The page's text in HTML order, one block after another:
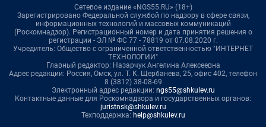
Сетевое издание «NGS55.RU» (18+)
Зарегистрировано Федеральной службой по надзору в сфере связи,
информационных технологий и массовых коммуникаций
(Роскомнадзор). Регистрационный номер и дата принятия решения о
регистрации - ЭЛ № ФС 77 - 78819 от 07.08.2020 г.
Учредитель: Общество с ограниченной ответственностью "ИНТЕРНЕТ
ТЕХНОЛОГИИ"
Главный редактор: Назарчук Ангелина Алексеевна
Адрес редакции: Россия, Омск, ул. Т. К. Щербанева, 25, офис 402, телефон
8 (3812) 38-08-69
Электронный адрес редакции: ngs55@shkulev.ru
Контактные данные для Роскомнадзора и государственных органов:
juristnsk@shkulev.ru
Техподдержка: help@shkulev.ru